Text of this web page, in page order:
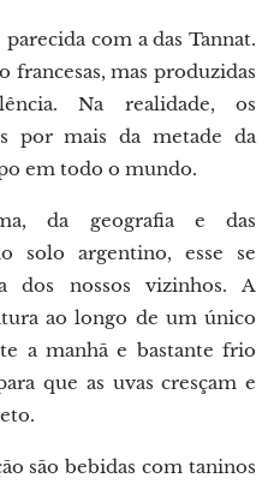
com a das Tannat.
francesas, mas produzidas
Na realidade, os
por mais da metade da
em todo o mundo.
da geografia e das
solo argentino, esse se
dos nossos vizinhos. A
ao longo de um único
a manhã e bastante frio
que as uvas cresçam e
são bebidas com taninos